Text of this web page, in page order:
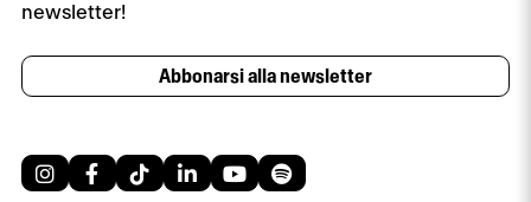
newsletter!
Abbonarsi alla newsletter